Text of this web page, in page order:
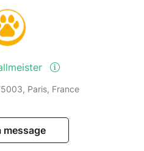
Paris, France
message